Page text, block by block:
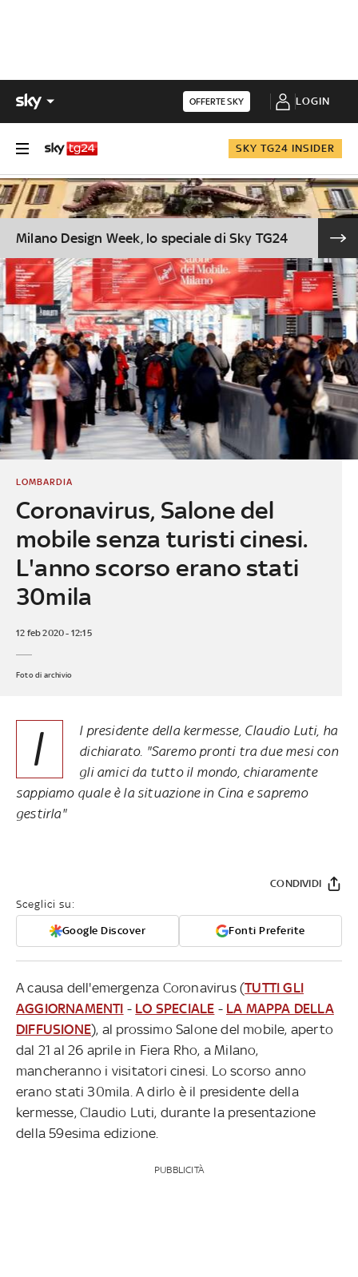
OFFERTE SKY LOGIN
SKY TG24 INSIDER
Milano Design Week, lo speciale di Sky TG24
Coronavirus, Salone del
mobile senza turisti cinesi.
L'anno scorso erano stati
30mila
LOMBARDIA
12 feb 2020 - 12:15
Foto di archivio
I
l presidente della kermesse, Claudio Luti, ha
dichiarato. "Saremo pronti tra due mesi con
gli amici da tutto il mondo, chiaramente
sappiamo quale è la situazione in Cina e sapremo
gestirla"
Sceglici su:
Google Discover Fonti Preferite
CONDIVIDI
A causa dell'emergenza Coronavirus (TUTTI GLI
AGGIORNAMENTI - LO SPECIALE - LA MAPPA DELLA
DIFFUSIONE), al prossimo Salone del mobile, aperto
dal 21 al 26 aprile in Fiera Rho, a Milano,
mancheranno i visitatori cinesi. Lo scorso anno
erano stati 30mila. A dirlo è il presidente della
kermesse, Claudio Luti, durante la presentazione
della 59esima edizione.
PUBBLICITÀ